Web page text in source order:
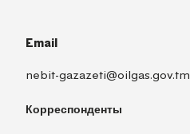
Email
nebit-gazazeti@oilgas.gov.tm
Корреспонденты